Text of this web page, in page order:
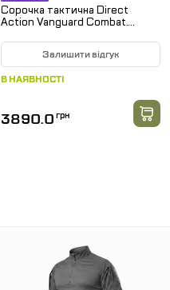
Сорочка тактична Direct
Action Vanguard Combat.
Залишити відгук
В НАЯВНОСТІ
3890.0 грн